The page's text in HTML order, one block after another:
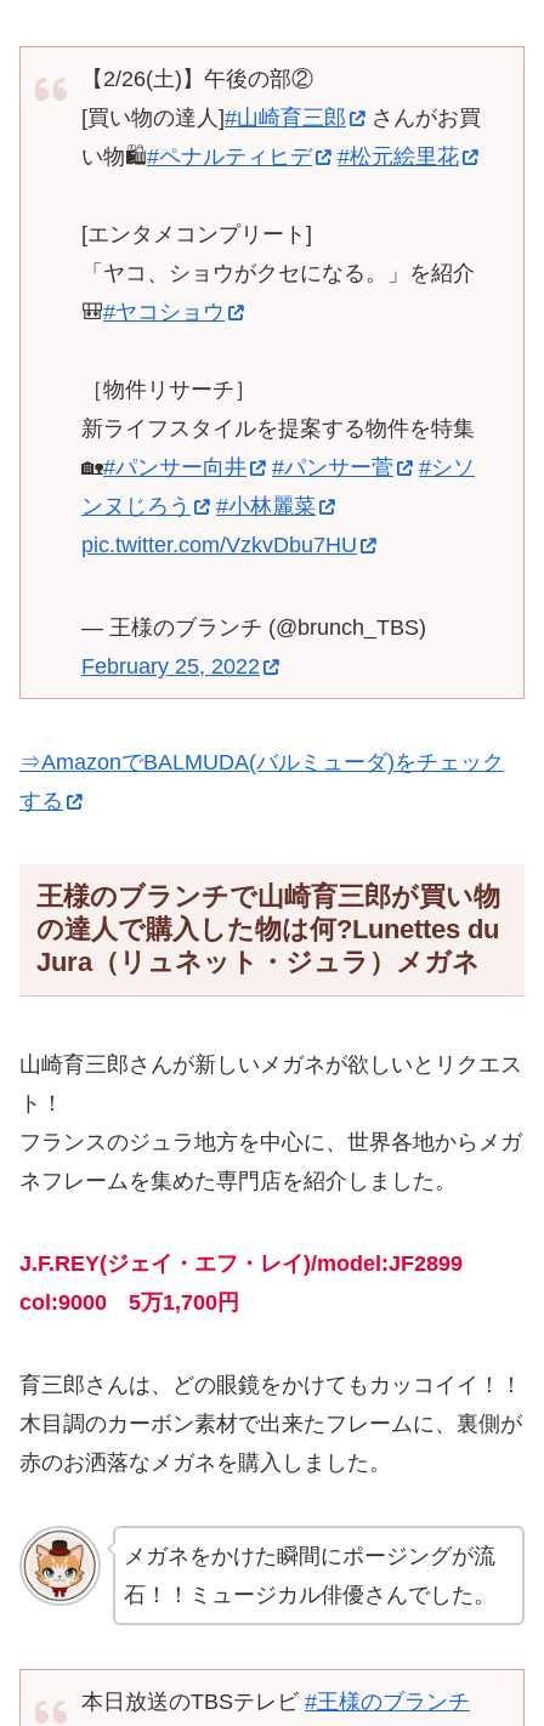
【2/26(土)】午後の部②
[買い物の達人]#山崎育三郎
さんがお買
い物🛍#ペナルティヒデ #松元絵里花
[エンタメコンプリート]
「ヤコ、ショウがクセになる。」を紹介
🎒#ヤコショウ
［物件リサーチ］
新ライフスタイルを提案する物件を特集
🏡#パンサー向井 #パンサー菅
#シソ
ンヌじろう
#小林麗菜
pic.twitter.com/VzkvDbu7HU
— 王様のブランチ (@brunch_TBS)
February 25, 2022
⇒AmazonでBALMUDA(バルミューダ)をチェック
する
王様のブランチで山崎育三郎が買い物
の達人で購入した物は何?Lunettes du
Jura（リュネット・ジュラ）メガネ
山崎育三郎さんが新しいメガネが欲しいとリクエス
ト！
フランスのジュラ地方を中心に、世界各地からメガ
ネフレームを集めた専門店を紹介しました。
J.F.REY(ジェイ・エフ・レイ)/model:JF2899
col:9000 5万1,700円
育三郎さんは、どの眼鏡をかけてもカッコイイ！！
木目調のカーボン素材で出来たフレームに、裏側が
赤のお洒落なメガネを購入しました。
メガネをかけた瞬間にポージングが流
石！！ミュージカル俳優さんでした。
本日放送のTBSテレビ #王様のブランチ